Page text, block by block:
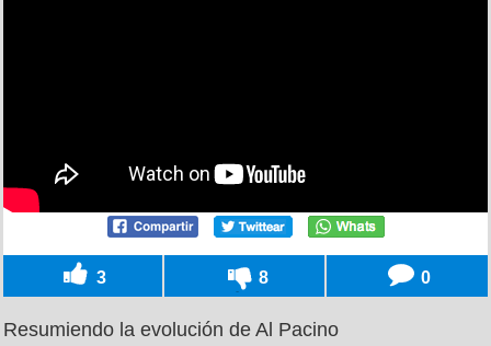
3 8 0
Resumiendo la evolución de Al Pacino